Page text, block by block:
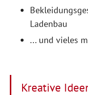
Ladenbau
... und vieles
Kreative